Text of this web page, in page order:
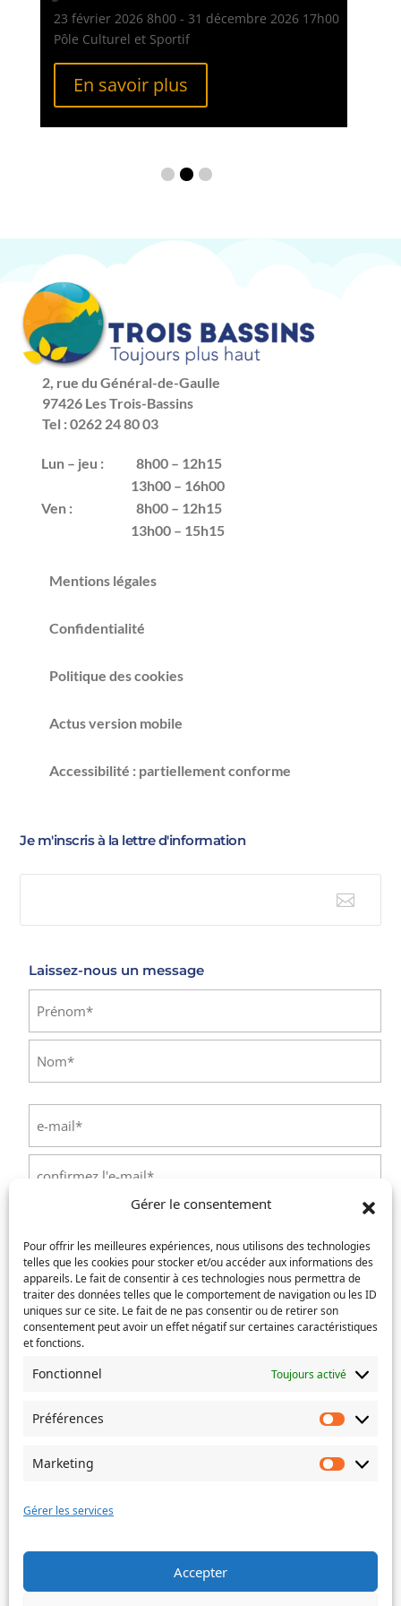
Gérer le consentement
Pour offrir les meilleures expériences, nous utilisons des technologies
telles que les cookies pour stocker et/ou accéder aux informations des
appareils. Le fait de consentir à ces technologies nous permettra de
traiter des données telles que le comportement de navigation ou les ID
uniques sur ce site. Le fait de ne pas consentir ou de retirer son
consentement peut avoir un effet négatif sur certaines caractéristiques
et fonctions.
Fonctionnel Toujours activé
Préférences
Marketing
Gérer les services
Accepter
23 février 20268h00- 31 décembre 202617h00
Pôle Culturel et Sportif
En savoir plus
2, rue du Général-de-Gaulle
97426 Les Trois-Bassins
Tel : 0262 24 80 03
Lun – jeu :
8h00 – 12h15
13h00 – 16h00
Ven :
8h00 – 12h15
13h00 – 15h15
Mentions légales
Confidentialité
Politique des cookies
Actus version mobile
Accessibilité : partiellement conforme
Je m'inscris à la lettre d'information

Laissez-nous un message
mail
un
mail
Service concerné (Nécessaire)
Si votre demande concerne des actes de naissance et/ou
de mariage, choisissez l'Etat-Civil comme service